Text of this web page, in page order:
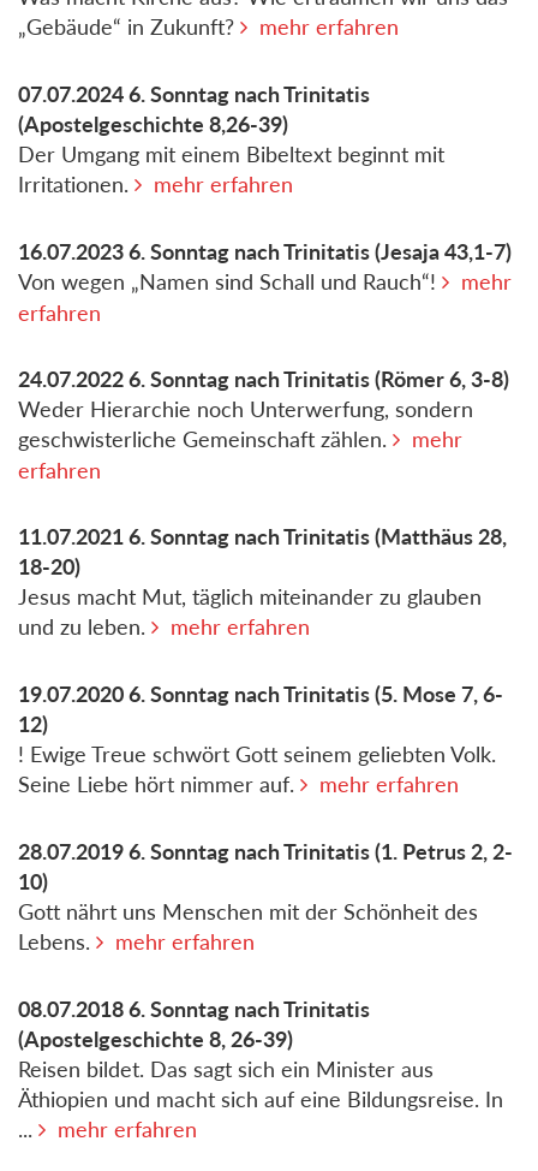
„Gebäude“ in Zukunft?
mehr erfahren
07.07.20246. Sonntag nach Trinitatis
(Apostelgeschichte 8,26-39)
Der Umgang mit einem Bibeltext beginnt mit
Irritationen.
mehr erfahren
16.07.20236. Sonntag nach Trinitatis(Jesaja 43,1-7)
Von wegen „Namen sind Schall und Rauch“!
mehr
erfahren
24.07.20226. Sonntag nach Trinitatis(Römer 6, 3-8)
Weder Hierarchie noch Unterwerfung, sondern
geschwisterliche Gemeinschaft zählen.
mehr
erfahren
11.07.20216. Sonntag nach Trinitatis(Matthäus 28,
18-20)
Jesus macht Mut, täglich miteinander zu glauben
und zu leben.
mehr erfahren
19.07.20206. Sonntag nach Trinitatis(5. Mose 7, 6-
12)
! Ewige Treue schwört Gott seinem geliebten Volk.
Seine Liebe hört nimmer auf.
mehr erfahren
28.07.20196. Sonntag nach Trinitatis(1. Petrus 2, 2-
10)
Gott nährt uns Menschen mit der Schönheit des
Lebens.
mehr erfahren
08.07.20186. Sonntag nach Trinitatis
(Apostelgeschichte 8, 26-39)
Reisen bildet. Das sagt sich ein Minister aus
Äthiopien und macht sich auf eine Bildungsreise. In
...
mehr erfahren